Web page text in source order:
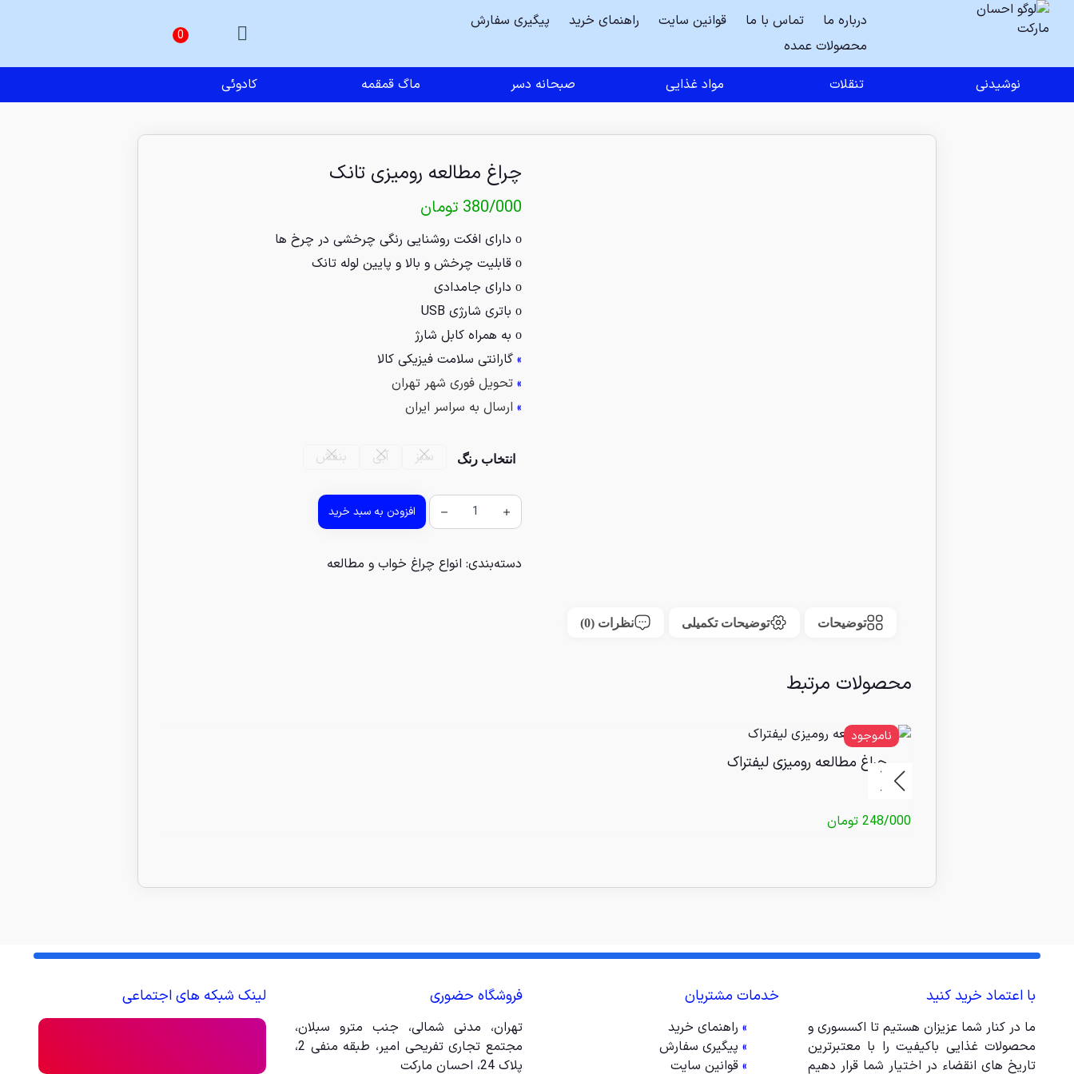
درباره ما تماس با ما قوانین سایت راهنمای خرید
پیگیری سفارش
محصولات عمده
نوشیدنی
تنقلات مواد غذایی صبحانه دسر ماگ قمقمه کادوئی
چراغ مطالعه رومیزی تانک
380/000 تومان
ο دارای افکت روشنایی رنگی چرخشی در چرخ ها
ο قابلیت چرخش و بالا و پایین لوله تانک
ο دارای جامدادی
ο باتری شارژی USB
ο به همراه کابل شارژ
»گارانتی سلامت فیزیکی کالا
» تحویل فوری شهر تهران
» ارسال به سراسر ایران
انتخاب رنگ سبز آبی بنفش
افزودن به سبد خرید
دسته‌بندی: انواع چراغ خواب و مطالعه
توضیحات توضیحات تکمیلی نظرات (0)
محصولات مرتبط
ناموجود
چراغ مطالعه رومیزی لیفتراک
248/000 تومان
با اعتماد خرید کنید
ما در کنار شما عزیزان هستیم تا اکسسوری و
محصولات غذایی باکیفیت را با معتبرترین
تاریخ های انقضاء در اختیار شما قرار دهیم
خدمات مشتریان
» راهنمای خرید
» پیگیری سفارش
» قوانین سایت
فروشگاه حضوری
تهران، مدنی شمالی، جنب مترو سبلان،
مجتمع تجاری تفریحی امیر، طبقه منفی 2،
پلاک 24، احسان مارکت
لینک شبکه های اجتماعی